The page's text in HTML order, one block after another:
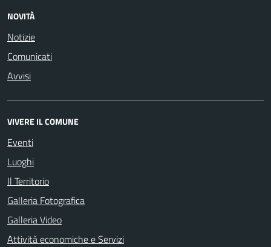
NOVITÀ
Notizie
Comunicati
Avvisi
VIVERE IL COMUNE
Eventi
Luoghi
Il Territorio
Galleria Fotografica
Galleria Video
Attività economiche e Servizi